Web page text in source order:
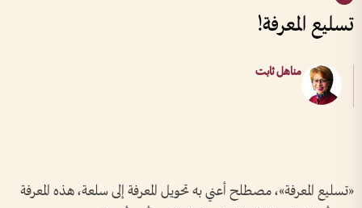
تسليع المعرفة!
مناهل ثابت
«تسليع المعرفة»، مصطلح أعني به تحويل المعرفة إلى سلعة، هذه المعرفة